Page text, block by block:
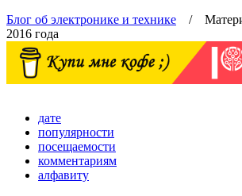
Блог об электронике и технике /
2016 года
дате
популярности
посещаемости
комментариям
алфавиту